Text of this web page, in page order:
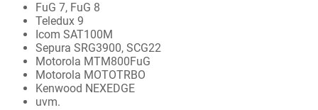
FuG 7, FuG 8
Teledux 9
Icom SAT100M
Sepura SRG3900, SCG22
Motorola MTM800FuG
Motorola MOTOTRBO
Kenwood NEXEDGE
uvm.